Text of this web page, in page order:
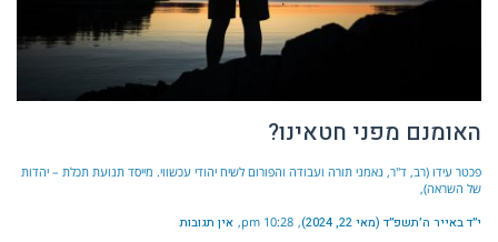
האומנם מפני חטאינו?
פכטר עידו (רב, ד"ר, נאמני תורה ועבודה והפורום לשיח יהודי עכשווי. מייסד תנועת תכלת – יהדות
של השראה)
י״ד באייר ה׳תשפ״ד (מאי 22, 2024) 10:28 pm אין תגובות